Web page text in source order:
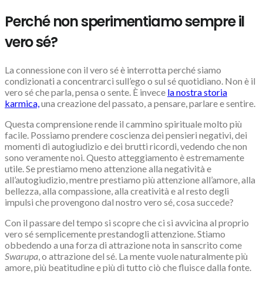
Perché non sperimentiamo sempre il
vero sé?
La connessione con il vero sé è interrotta perché siamo
condizionati a concentrarci sull’ego o sul sé quotidiano. Non è il
vero sé che parla, pensa o sente. È invece la nostra storia
karmica, una creazione del passato, a pensare, parlare e sentire.
Questa comprensione rende il cammino spirituale molto più
facile. Possiamo prendere coscienza dei pensieri negativi, dei
momenti di autogiudizio e dei brutti ricordi, vedendo che non
sono veramente noi. Questo atteggiamento è estremamente
utile. Se prestiamo meno attenzione alla negatività e
all’autogiudizio, mentre prestiamo più attenzione all’amore, alla
bellezza, alla compassione, alla creatività e al resto degli
impulsi che provengono dal nostro vero sé, cosa succede?
Con il passare del tempo si scopre che ci si avvicina al proprio
vero sé semplicemente prestandogli attenzione. Stiamo
obbedendo a una forza di attrazione nota in sanscrito come
Swarupa , o attrazione del sé. La mente vuole naturalmente più
amore, più beatitudine e più di tutto ciò che fluisce dalla fonte.